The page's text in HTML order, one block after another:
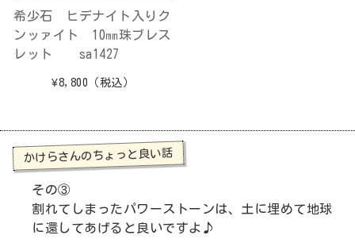
希少石 ヒデナイト入りク
ンッァイト 10㎜珠ブレス
レット sa1427
¥8,800 （税込）
かけらさんのちょっと良い話
その③
割れてしまったパワーストーンは、土に埋めて地球
に還してあげると良いですよ♪